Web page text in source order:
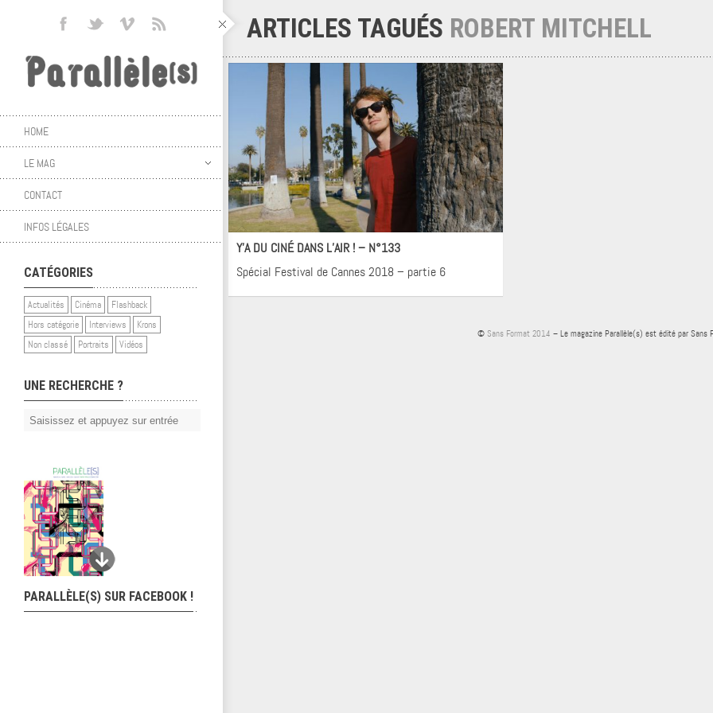
HOME
LE MAG
CONTACT
INFOS LÉGALES
CATÉGORIES
Actualités Cinéma
Flashback
Hors catégorie
Interviews
Krons
Non classé
Portraits Vidéos
UNE RECHERCHE ?
PARALLÈLE(S) SUR FACEBOOK !
ARTICLES TAGUÉS ROBERT MITCHELL
Cinéma
Y’A DU CINÉ DANS L’AIR ! – N°133
Spécial Festival de Cannes 2018 – partie 6
© Sans Format 2014 – Le magazine Parallèle(s) est édité par Sans